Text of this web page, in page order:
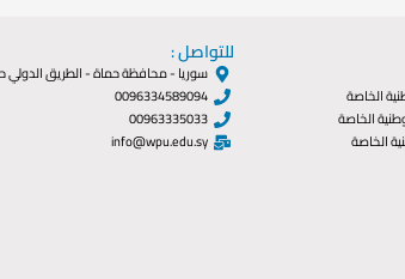
الخاصة
الخاصة
الخاصة
للتواصل :
سوريا - محافظة حماة - الطريق
0096334589094
00963335033
info@wpu.edu.sy